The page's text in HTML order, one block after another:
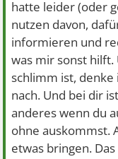
hatte leider (oder
nutzen davon,
informieren und
was mir sonst hilft.
schlimm ist,
nach. Und bei dir
anderes wenn du
ohne auskommst.
etwas bringen.